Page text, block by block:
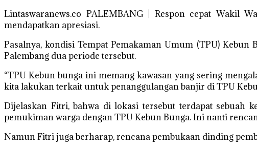
Lintaswaranews.co PALEMBANG | Respon cepat Wakil
mendapatkan apresiasi.
Pasalnya, kondisi Tempat Pemakaman Umum (TPU)
Palembang dua periode tersebut.
“TPU Kebun bunga ini memang kawasan yang sering
kita lakukan terkait untuk penanggulangan banjir di TPU
Dijelaskan Fitri, bahwa di lokasi tersebut terdapat sebuah
pemukiman warga dengan TPU Kebun Bunga. Ini nanti
Namun Fitri juga berharap, rencana pembukaan dinding